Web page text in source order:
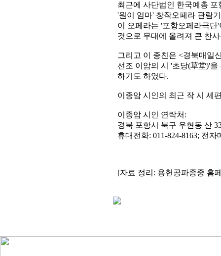
최근에 사단법인 한국예총
'원이 엄마' 창작오페라 관람
이 오페라는 '포항오페라극단
것으로 무대에 올려져 큰 찬
그리고 이 종친은 <경북매일
선조 이암의 시 '초당(草堂)'
하기도 하였다.
이종암 시인의 최근 작 시 세
이종암 시인 연락처:
경북 포항시 북구 우현동 산
휴대전화: 011-824-8163; 전
[자료 정리: 용헌공파종중 홈